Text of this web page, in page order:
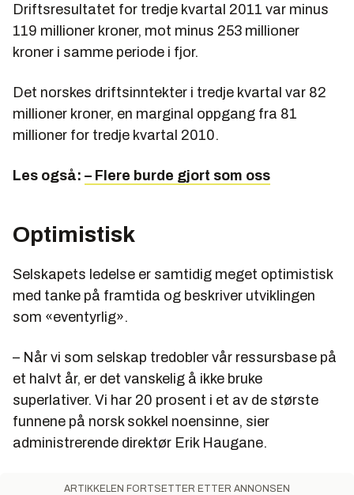
Driftsresultatet for tredje kvartal 2011 var minus
119 millioner kroner, mot minus 253 millioner
kroner i samme periode i fjor.
Det norskes driftsinntekter i tredje kvartal var 82
millioner kroner, en marginal oppgang fra 81
millioner for tredje kvartal 2010.
Les også: – Flere burde gjort som oss
Optimistisk
Selskapets ledelse er samtidig meget optimistisk
med tanke på framtida og beskriver utviklingen
som «eventyrlig».
– Når vi som selskap tredobler vår ressursbase på
et halvt år, er det vanskelig å ikke bruke
superlativer. Vi har 20 prosent i et av de største
funnene på norsk sokkel noensinne, sier
administrerende direktør Erik Haugane.
ARTIKKELEN FORTSETTER ETTER ANNONSEN